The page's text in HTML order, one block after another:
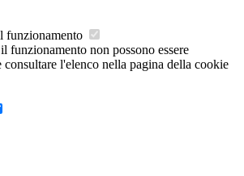
funzionamento
funzionamento non possono essere
l'elenco nella pagina della cookie